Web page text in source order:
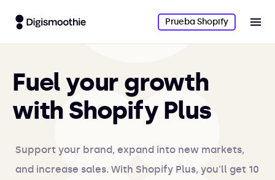
Prueba Shopify
Fuel your growth
with Shopify Plus
Support your brand, expand into new markets,
and increase sales. With Shopify Plus, you'll get 10